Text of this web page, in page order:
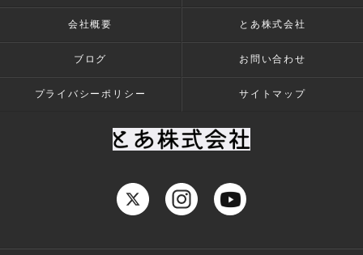
会社概要 とあ株式会社
ブログ お問い合わせ
プライバシーポリシー サイトマップ